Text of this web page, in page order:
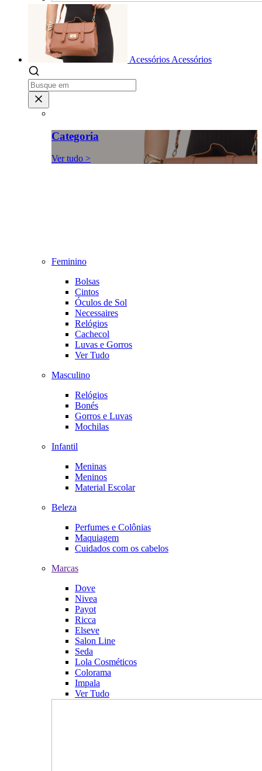
Acessórios Acessórios
Categoria
Ver tudo >
Feminino
Bolsas
Cintos
Óculos de Sol
Necessaires
Relógios
Cachecol
Luvas e Gorros
Ver Tudo
Masculino
Relógios
Bonés
Gorros e Luvas
Mochilas
Infantil
Meninas
Meninos
Material Escolar
Beleza
Perfumes e Colônias
Maquiagem
Cuidados com os cabelos
Marcas
Dove
Nivea
Payot
Ricca
Elseve
Salon Line
Seda
Lola Cosméticos
Colorama
Impala
Ver Tudo